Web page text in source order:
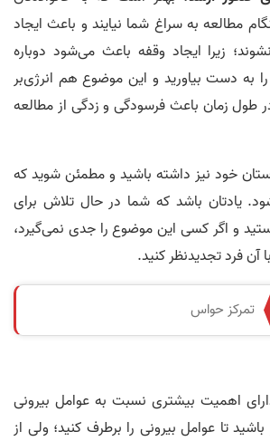
مطالعه به سراغ شما نیایند و باعث ایجاد
زیرا ایجاد وقفه باعث می‌شود دوباره
به دست بیاورید و این موضوع هم انرژی‌بر
طول زمان باعث فرسودگی و زدگی از مطالعه
خود نیز داشته باشید و مطمئن شوید که
یادتان باشد که شما در حال تلاش برای
و اگر کسی این موضوع را جدی نمی‌گیرد،
آن فرد تجدیدنظر کنید.
تمرکز حواس
اهمیت بیشتری نسبت به عوامل بیرونی
تا عوامل بیرونی را برطرف کنید؛ ولی از